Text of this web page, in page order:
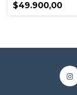
$49.900,00